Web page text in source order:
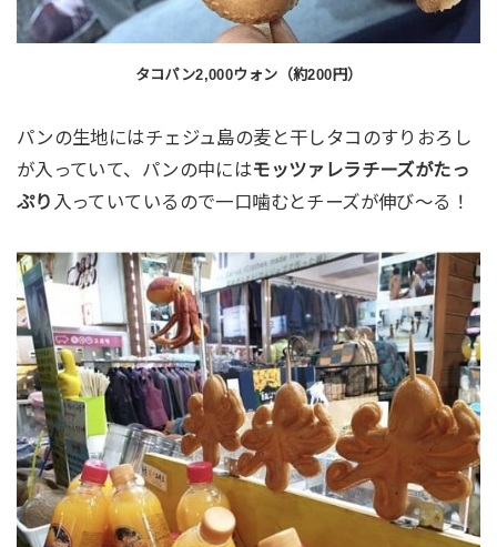
タコパン2,000ウォン（約200円）
パンの生地にはチェジュ島の麦と干しタコのすりおろし
が入っていて、パンの中にはモッツァレラチーズがたっ
ぷり 入っていているので一口噛むとチーズが伸び〜る！